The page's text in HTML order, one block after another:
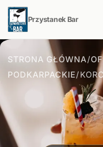
Przystanek Bar
STRONA GŁÓWNA/
PODKARPACKIE/